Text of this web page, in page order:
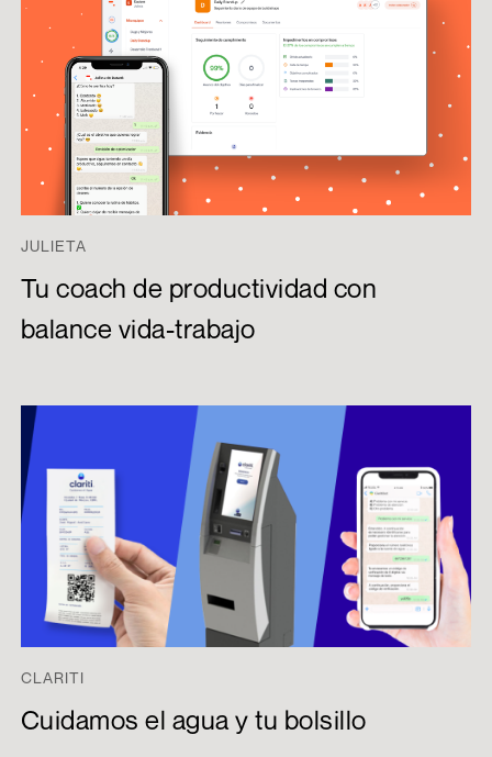
JULIETA
Tu coach de productividad con
balance vida-trabajo
CLARITI
Cuidamos el agua y tu bolsillo